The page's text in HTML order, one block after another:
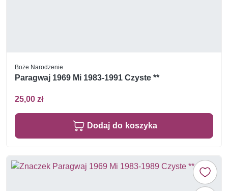
Boże Narodzenie
Paragwaj 1969 Mi 1983-1991 Czyste **
25,00 zł
Dodaj do koszyka